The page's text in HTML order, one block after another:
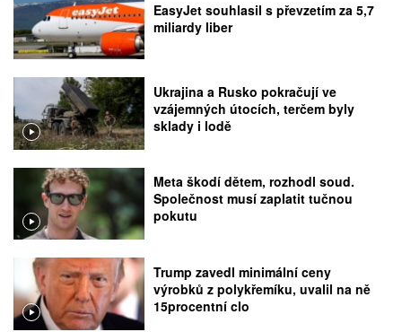
EasyJet souhlasil s převzetím za 5,7
miliardy liber
Ukrajina a Rusko pokračují ve
vzájemných útocích, terčem byly
sklady i lodě
Meta škodí dětem, rozhodl soud.
Společnost musí zaplatit tučnou
pokutu
Trump zavedl minimální ceny
výrobků z polykřemíku, uvalil na ně
15procentní clo